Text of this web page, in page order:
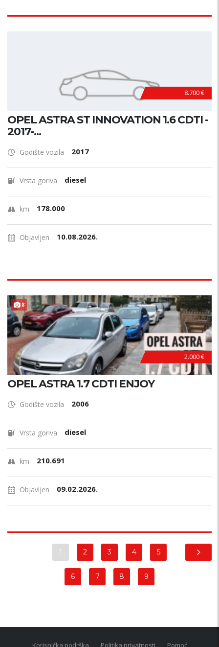
8.700 €
OPEL ASTRA ST INNOVATION 1.6 CDTI -
2017-...
Godište vozila 2017
Vrsta goriva diesel
km 178.000
Objavljen 10.08.2026.
8 ODRŽAVAN !
2.000 €
OPEL ASTRA 1.7 CDTI ENJOY
Godište vozila 2006
Vrsta goriva diesel
km 210.691
Objavljen 09.02.2026.
1 2 3 4 5
6 7 8 9
Korisnička podrška Politika privatnosti Pomoć